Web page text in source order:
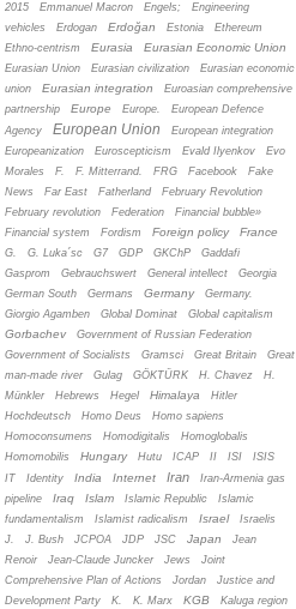
2015
Emmanuel Macron Engels;
Engineering
vehicles
Erdogan Erdoğan Estonia
Ethereum
Ethno-centrism
Eurasia Eurasian Economic Union
Eurasian Union Eurasian civilization
Eurasian economic
union
Eurasian integration
Euroasian comprehensive
partnership
Europe Europe.
European Defence
Agency
European Union
European integration
Europeanization
Euroscepticism Evald Ilyenkov
Evo
Morales
F. F. Mitterrand. FRG Facebook
Fake
News
Far East Fatherland
February Revolution
February revolution
Federation
Financial bubble»
Financial system
Fordism Foreign policy France
G. G. Luka´sc G7 GDP GKChP
Gaddafi
Gasprom
Gebrauchswert General intellect
Georgia
German South
Germans Germany
Germany.
Giorgio Agamben
Global Dominat Global capitalism
Gorbachev
Government of Russian Federation
Government of Socialists
Gramsci Great Britain
Great
man-made river
Gulag GÖKTÜRK H. Chavez
H.
Münkler
Hebrews Hegel Himalaya
Hitler
Hochdeutsch
Homo Deus
Homo sapiens
Homoconsumens
Homodigitalis
Homoglobalis
Homomobilis
Hungary Hutu ICAP II ISI
ISIS
IT
Identity India Internet Iran
Iran-Armenia gas
pipeline
Iraq Islam Islamic Republic
Islamic
fundamentalism
Islamist radicalism Israel
Israelis
J.
J. Bush JCPOA JDP JSC Japan
Jean
Renoir
Jean-Claude Juncker Jews
Joint
Comprehensive Plan of Actions
Jordan
Justice and
Development Party
K. K. Marx KGB
Kaluga region